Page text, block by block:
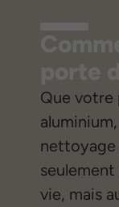
porte
Que votre
nettoyage
vie, mais